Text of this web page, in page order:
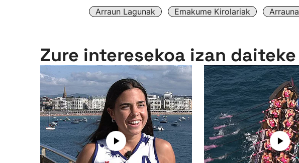
Arraun Lagunak Emakume Kirolariak Arrauna
Zure interesekoa izan daiteke